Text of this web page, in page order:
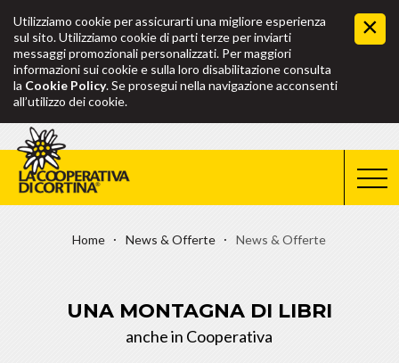
Utilizziamo cookie per assicurarti una migliore esperienza
sul sito. Utilizziamo cookie di parti terze per inviarti
messaggi promozionali personalizzati. Per maggiori
informazioni sui cookie e sulla loro disabilitazione consulta
la Cookie Policy. Se prosegui nella navigazione acconsenti
all’utilizzo dei cookie.
Home News & Offerte News & Offerte
UNA MONTAGNA DI LIBRI
anche in Cooperativa